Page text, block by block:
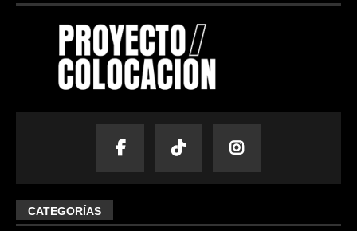
CATEGORÍAS